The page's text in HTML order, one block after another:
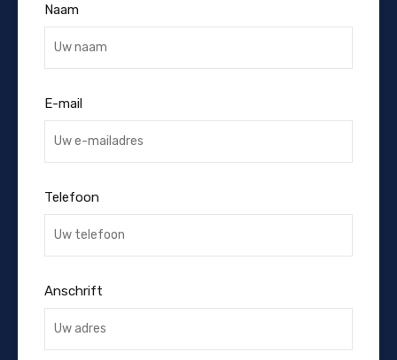
Naam
E-mail
Telefoon
Anschrift